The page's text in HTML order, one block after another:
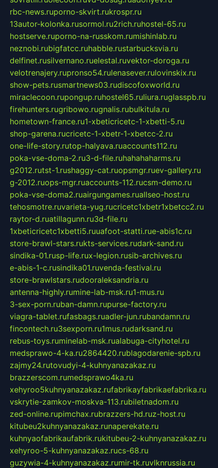
rbc-news.ruporno-skvirt.rukrospr.ru
13autor-kolonka.rusormol.ru2rich.ruhostel-65.ru
hostserve.ruporno-na-russkom.rumishinlab.ru
neznobi.rubigfatcc.ruhabble.rustarbucksvia.ru
delfinet.rusilvernano.ruelestal.ruvektor-doroga.ru
velotrenajery.rupronso54.rulenasever.rulovinskix.ru
show-pets.rusmartnews03.rudiscofoxworld.ru
miraclecoon.rupongup.ruhostel65.ruliura.ruglasspb.ru
firehunters.rugribowo.rugnalis.rubulkitula.ru
hometown-france.ru1-xbeticricetc-1-xbetti-5.ru
shop-garena.rucricetc-1-xbetr-1-xbetcc-2.ru
one-life-story.rutop-halyava.ruaccounts112.ru
poka-vse-doma-2.ru3-d-file.ruhahahaharms.ru
g2012.rutst-1.rushaggy-cat.ruopsmgr.ruev-gallery.ru
g-2012.ruops-mgr.ruaccounts-112.rucsm-demo.ru
poka-vse-doma2.ruairgungames.ruallseo-host.ru
tehosmotre.ruvarieta-yug.rucricetc1xbetr1xbetcc2.ru
raytor-d.ruatillagunn.ru3d-file.ru
1xbeticricetc1xbetti5.ruuafoot-statti.rue-abis1c.ru
store-brawl-stars.rukts-services.rudark-sand.ru
sindika-01.rusp-life.rux-legion.rusib-archives.ru
e-abis-1-c.rusindika01.ruvenda-festival.ru
store-brawlstars.rudooraleksandria.ru
antenna-highly.rumine-lab-msk.ru1-mus.ru
3-sex-porn.ruban-damn.rupurse-factory.ru
viagra-tablet.rufasbags.ruadler-jun.rubandamn.ru
fincontech.ru3sexporn.ru1mus.rudarksand.ru
rebus-toys.ruminelab-msk.rualabuga-cityhotel.ru
medsprawo-4-ka.ru2864420.rublagodarenie-spb.ru
zajmy24.rutovudyi-4-kuhnyanazakaz.ru
brazzerscom.rumedsprawo4ka.ru
xehyroo5kuhnyanazakaz.rufabrikayfabrikaefabrika.ru
vskrytie-zamkov-moskva-113.rubiletnadom.ru
zed-online.rupimchax.rubrazzers-hd.ruz-host.ru
kitubeu2kuhnyanazakaz.runaperekate.ru
kuhnyaofabrikaufabrik.rukitubeu-2-kuhnyanazakaz.ru
xehyroo-5-kuhnyanazakaz.rucs-68.ru
guzywia-4-kuhnyanazakaz.rumir-tk.ruvlknrussia.ru